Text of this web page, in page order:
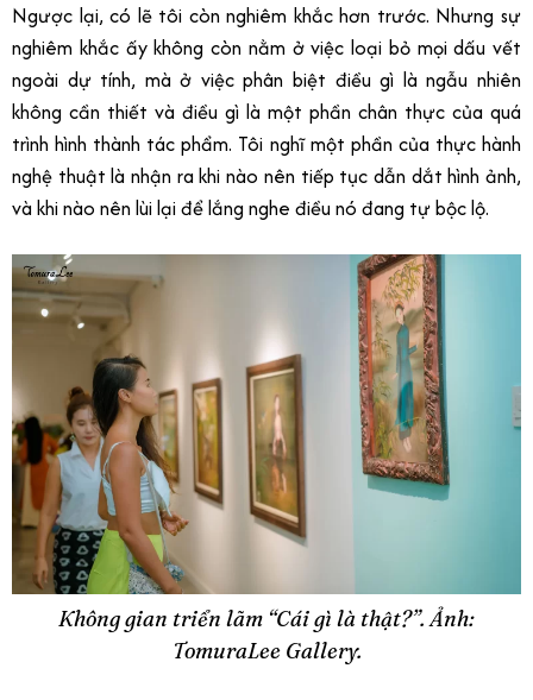
Ngược lại, có lẽ tôi còn nghiêm khắc hơn trước. Nhưng sự
nghiêm khắc ấy không còn nằm ở việc loại bỏ mọi dấu vết
ngoài dự tính, mà ở việc phân biệt điều gì là ngẫu nhiên
không cần thiết và điều gì là một phần chân thực của quá
trình hình thành tác phẩm. Tôi nghĩ một phần của thực hành
nghệ thuật là nhận ra khi nào nên tiếp tục dẫn dắt hình ảnh,
và khi nào nên lùi lại để lắng nghe điều nó đang tự bộc lộ.
Không gian triển lãm “Cái gì là thật?”. Ảnh:
TomuraLee Gallery.